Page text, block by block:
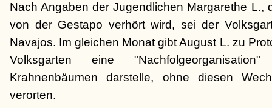
Nach Angaben der Jugendlichen Margarethe L.,
von der Gestapo verhört wird, sei der
Navajos. Im gleichen Monat gibt August L. zu
Volksgarten eine
Krahnenbäumen darstelle, ohne diesen
verorten.